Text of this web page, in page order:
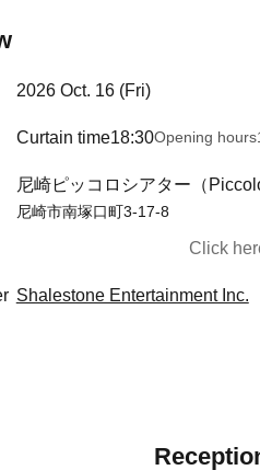
2026 Oct. 16 (Fri)
Curtain time18:30Opening hours
尼崎ピッコロシアター（
尼崎市南塚口町3-17-8
Click
Shalestone Entertainment Inc.